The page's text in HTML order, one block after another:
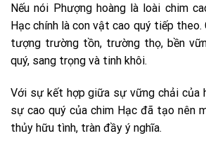
Nếu nói Phượng hoàng là loài chim
Hạc chính là con vật cao quý tiếp theo.
tượng trường tồn, trường thọ, bền
quý, sang trọng và tinh khôi.
Với sự kết hợp giữa sự vững chải của
sự cao quý của chim Hạc đã tạo nên
thủy hữu tình, tràn đầy ý nghĩa.